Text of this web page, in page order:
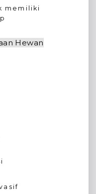
memiliki
Hewan